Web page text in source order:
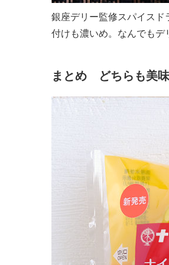
銀座デリー監修スパイス
付けも濃いめ。なんでもデ
まとめ どちらも美味